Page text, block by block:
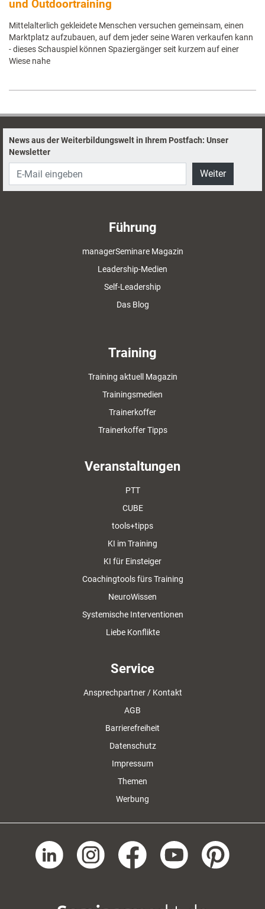
und Outdoortraining
Mittelalterlich gekleidete Menschen versuchen gemeinsam, einen
Marktplatz aufzubauen, auf dem jeder seine Waren verkaufen kann
- dieses Schauspiel können Spaziergänger seit kurzem auf einer
Wiese nahe
News aus der Weiterbildungswelt in Ihrem Postfach: Unser
Newsletter
Weiter
Führung
managerSeminare Magazin
Leadership-Medien
Self-Leadership
Das Blog
Training
Training aktuell Magazin
Trainingsmedien
Trainerkoffer
Trainerkoffer Tipps
Veranstaltungen
PTT
CUBE
tools+tipps
KI im Training
KI für Einsteiger
Coachingtools fürs Training
NeuroWissen
Systemische Interventionen
Liebe Konflikte
Service
Ansprechpartner / Kontakt
AGB
Barrierefreiheit
Datenschutz
Impressum
Themen
Werbung